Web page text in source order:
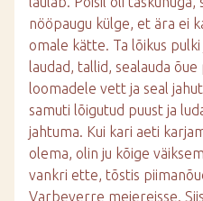
nööpaugu külge, et ära ei
omale kätte. Ta lõikus
laudad, tallid, sealauda
loomadele vett ja seal
samuti lõigutud puust ja
jahtuma. Kui kari aeti
olema, olin ju kõige
vankri ette, tõstis
Varbeverre meiereisse.